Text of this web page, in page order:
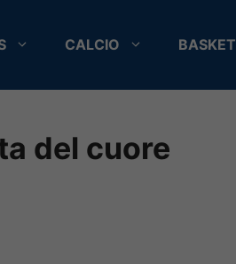
CALCIO BASKET
del cuore